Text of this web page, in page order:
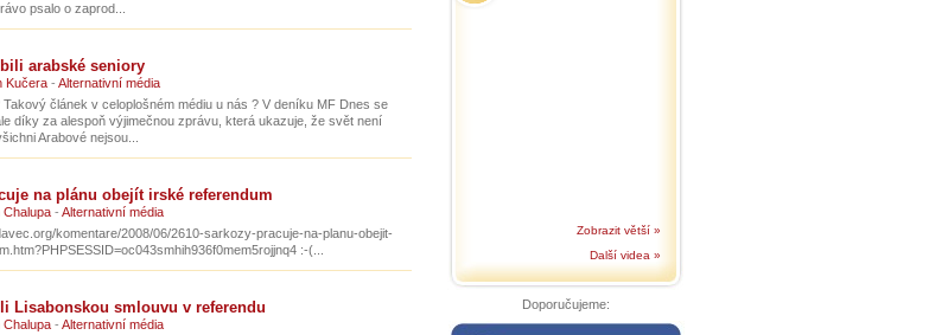
psalo o zaprod...
arabské seniory
Kučera - Alternativní média
Takový článek v celoplošném médiu u nás ? V deníku MF Dnes se
díky za alespoň výjimečnou zprávu, která ukazuje, že svět není
Arabové nejsou...
na plánu obejít irské referendum
Chalupa - Alternativní média
komentare/2008/06/2610-sarkozy-pracuje-na-planu-obejit-
:-(...
Lisabonskou smlouvu v referendu
Chalupa - Alternativní média
Zobrazit větší »
Další videa »
Doporučujeme: